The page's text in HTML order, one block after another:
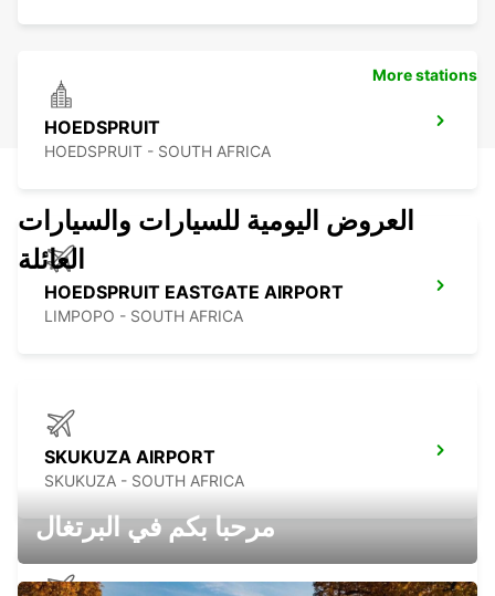
HOEDSPRUIT
HOEDSPRUIT - SOUTH AFRICA
HOEDSPRUIT EASTGATE AIRPORT
LIMPOPO - SOUTH AFRICA
SKUKUZA AIRPORT
SKUKUZA - SOUTH AFRICA
More stations
العروض اليومية للسيارات والسيارات
العائلة
مرحبا بكم في البرتغال